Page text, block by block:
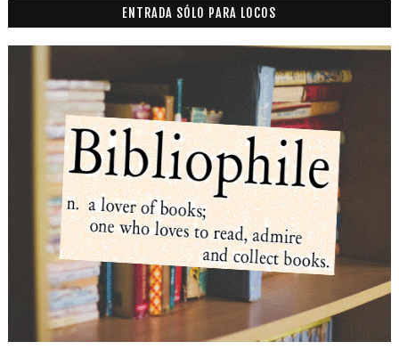
ENTRADA SÓLO PARA LOCOS